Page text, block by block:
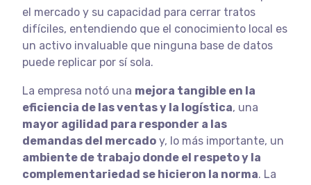
el mercado y su capacidad para cerrar tratos
difíciles, entendiendo que el conocimiento local es
un activo invaluable que ninguna base de datos
puede replicar por sí sola.
La empresa notó una mejora tangible en la
eficiencia de las ventas y la logística, una
mayor agilidad para responder a las
demandas del mercado y, lo más importante, un
ambiente de trabajo donde el respeto y la
complementariedad se hicieron la norma. La